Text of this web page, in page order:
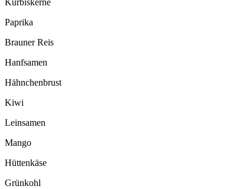
Kürbiskerne
Paprika
Brauner Reis
Hanfsamen
Hähnchenbrust
Kiwi
Leinsamen
Mango
Hüttenkäse
Grünkohl